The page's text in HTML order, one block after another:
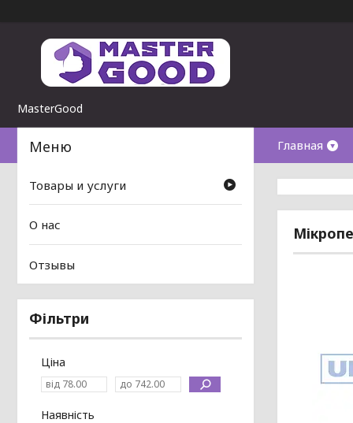
MasterGood
Главная
Товары и услуги
О нас
Отзывы
Фільтри
Ціна
Наявність